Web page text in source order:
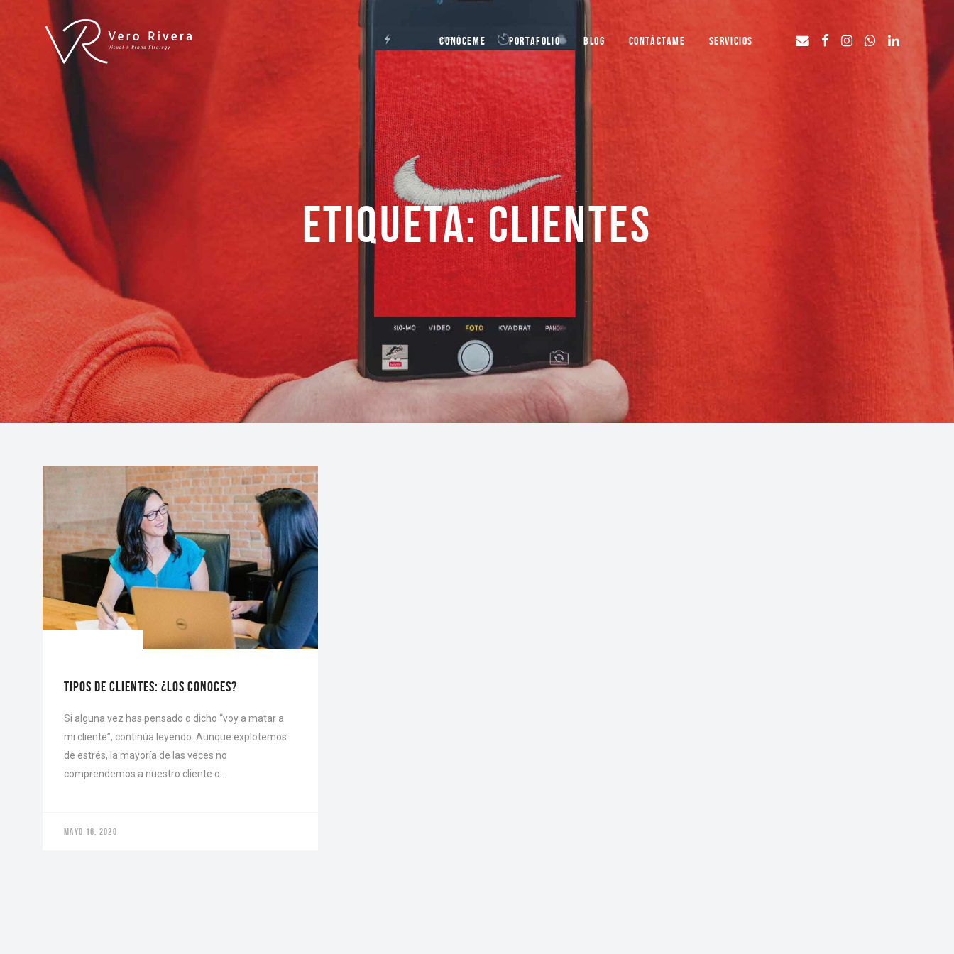
CONÓCEME PORTAFOLIO BLOG CONTÁCTAME SERVICIOS
ETIQUETA: CLIENTES
TIPOS DE CLIENTES: ¿LOS CONOCES?
Si alguna vez has pensado o dicho “voy a matar a
mi cliente”, continúa leyendo. Aunque explotemos
de estrés, la mayoría de las veces no
comprendemos a nuestro cliente o…
MAYO 16, 2020